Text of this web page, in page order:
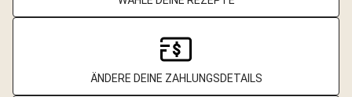
ÄNDERE DEINE ZAHLUNGSDETAILS